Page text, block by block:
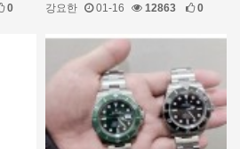
0 강요한 01-16 12863 0